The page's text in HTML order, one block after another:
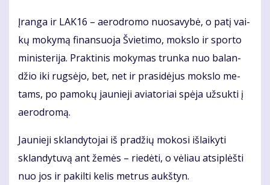
Įran­ga ir LAK16 – ae­ro­dro­mo nuo­sa­vy­bė, o pa­tį vai­
kų mo­ky­mą fi­nan­suo­ja Švie­ti­mo, moks­lo ir spor­to
mi­nis­te­ri­ja. Prak­ti­nis mo­ky­mas trun­ka nuo ba­lan­
džio iki rug­sė­jo, bet, net ir pra­si­dė­jus moks­lo me­
tams, po pa­mo­kų jau­nie­ji avia­to­riai spė­ja už­suk­ti į
ae­ro­dro­mą.
Jau­nie­ji sklan­dy­to­jai iš pra­džių mo­ko­si iš­lai­ky­ti
sklan­dy­tu­vą ant že­mės – rie­dė­ti, o vė­liau at­si­plėš­ti
nuo jos ir pa­kil­ti ke­lis met­rus aukš­tyn.